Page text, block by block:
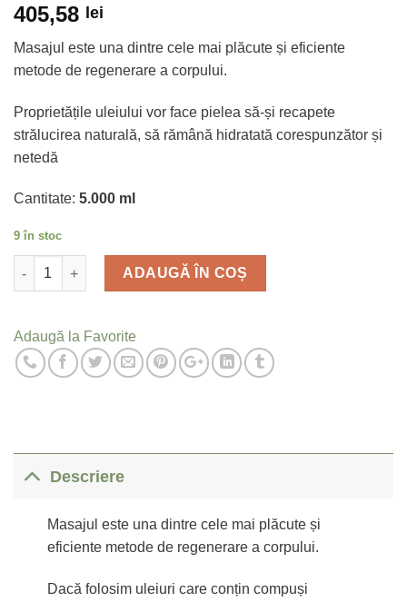
405,58 lei
Masajul este una dintre cele mai plăcute și eficiente
metode de regenerare a corpului.
Proprietățile uleiului vor face pielea să-și recapete
strălucirea naturală, să rămână hidratată corespunzător și
netedă
Cantitate: 5.000 ml
9 în stoc
Cantitate
ADAUGĂ ÎN COȘ
Adaugă la Favorite
Descriere
Masajul este una dintre cele mai plăcute și
eficiente metode de regenerare a corpului.
Dacă folosim uleiuri care conțin compuși